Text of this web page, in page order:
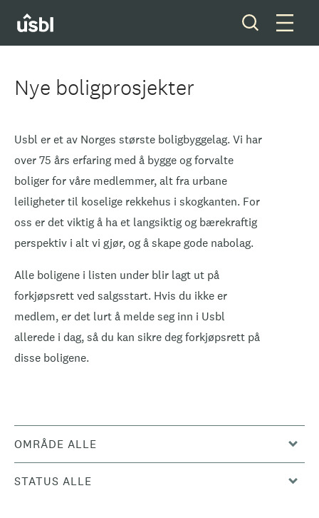
Boliger og tomter
Ditt styreverv
Medlemskap
Forkjøpsrett
Om oss
Nye boligprosjekter
Usbl er et av Norges største boligbyggelag. Vi har
over 75 års erfaring med å bygge og forvalte
boliger for våre medlemmer, alt fra urbane
leiligheter til koselige rekkehus i skogkanten. For
oss er det viktig å ha et langsiktig og bærekraftig
perspektiv i alt vi gjør, og å skape gode nabolag.
Alle boligene i listen under blir lagt ut på
forkjøpsrett ved salgsstart. Hvis du ikke er
medlem, er det lurt å melde seg inn i Usbl
allerede i dag, så du kan sikre deg forkjøpsrett på
disse boligene.
OMRÅDE ALLE
STATUS ALLE